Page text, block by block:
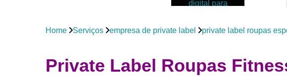
digital para
Estamparias
camiseta
Home Serviços empresa de private label private label roupas
Private Label Roupas